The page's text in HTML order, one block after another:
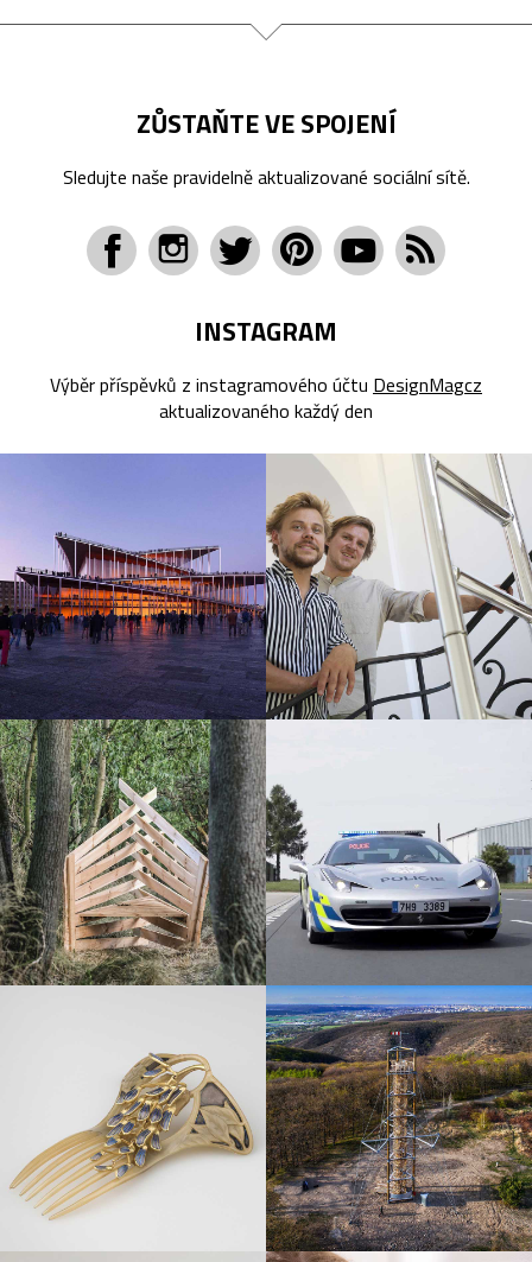
ZŮSTAŇTE VE SPOJENÍ
Sledujte naše pravidelně aktualizované sociální sítě.
INSTAGRAM
Výběr příspěvků z instagramového účtu DesignMagcz
aktualizovaného každý den